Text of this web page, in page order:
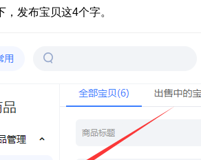
发布宝贝这4个字。